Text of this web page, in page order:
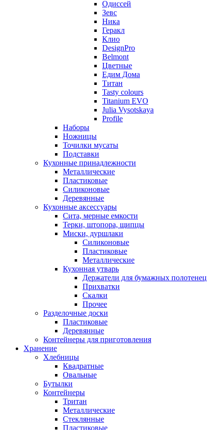
Одиссей
Зевс
Ника
Геракл
Клио
DesignPro
Belmont
Цветные
Едим Дома
Титан
Tasty colours
Titanium EVO
Julia Vysotskaya
Profile
Наборы
Ножницы
Точилки мусаты
Подставки
Кухонные принадлежности
Металлические
Пластиковые
Силиконовые
Деревянные
Кухонные аксессуары
Сита, мерные емкости
Терки, штопора, щипцы
Миски, дуршлаки
Силиконовые
Пластиковые
Металлические
Кухонная утварь
Держатели для бумажных полотенец
Прихватки
Скалки
Прочее
Разделочные доски
Пластиковые
Деревянные
Контейнеры для приготовления
Хранение
Хлебницы
Квадратные
Овальные
Бутылки
Контейнеры
Тритан
Металлические
Стеклянные
Пластиковые